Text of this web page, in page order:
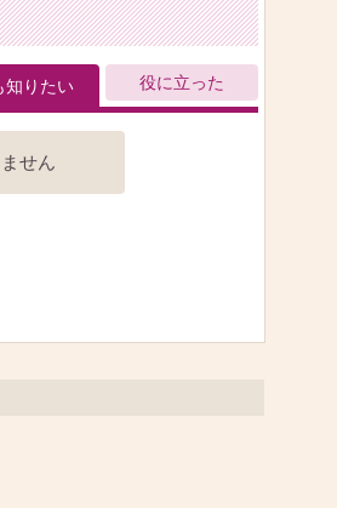
知りたい 役に立った
せん